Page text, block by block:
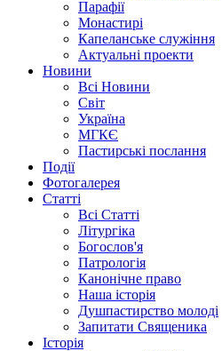
Парафії
Монастирі
Капеланське служіння
Актуальні проекти
Новини
Всі Новини
Світ
Україна
МГКЄ
Пастирські послання
Події
Фотогалерея
Статті
Всі Статті
Літургіка
Богослов'я
Патрологія
Канонічне право
Наша історія
Душпастирство молоді
Запитати Священика
Історія